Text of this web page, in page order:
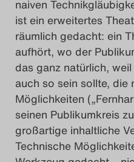
naiven
ist ein erweitertes
räumlich gedacht: ein
aufhört, wo der
das ganz natürlich,
auch so sein sollte, die
Möglichkeiten
seinen Publikumkreis
großartige inhaltliche
Technische